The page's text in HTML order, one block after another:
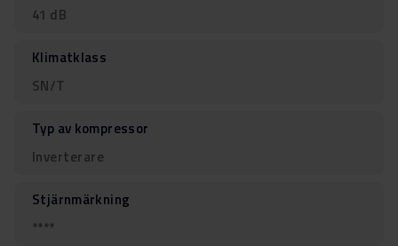
41 dB
Klimatklass
SN/T
Typ av kompressor
Inverterare
Stjärnmärkning
****